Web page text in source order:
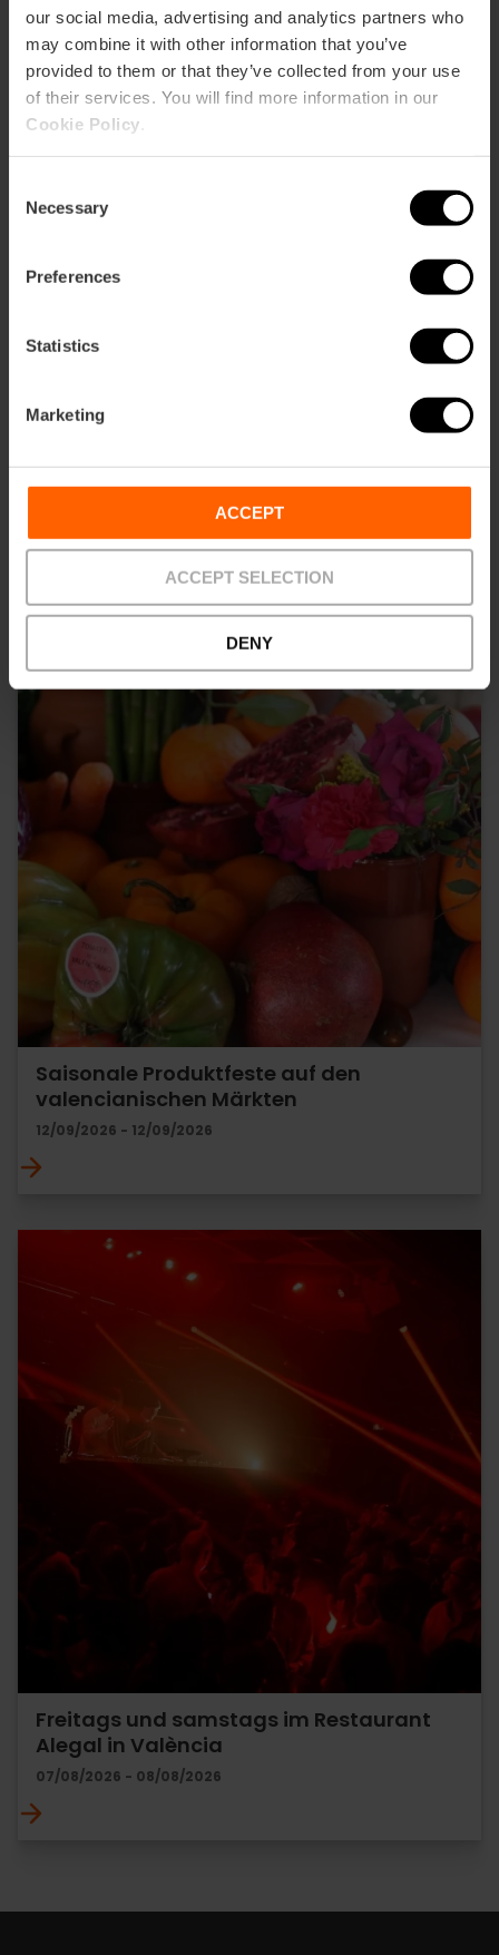
our social media, advertising and analytics partners who
may combine it with other information that you’ve
provided to them or that they’ve collected from your use
of their services. You will find more information in our
Cookie Policy
Selection
Necessary
Preferences
Statistics
Marketing
ACCEPT
ACCEPT SELECTION
DENY
Fahre mit dem Katamaran und besuche
die Muschelzuchten von Clóchina in
09/08/2026 - 09/08/2026
Saisonale Produktfeste auf den
valencianischen Märkten
12/09/2026 - 12/09/2026
Freitags und samstags im Restaurant
Alegal in València
07/08/2026 - 08/08/2026